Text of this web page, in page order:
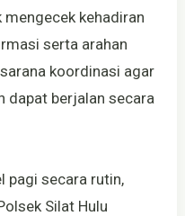
mengecek kehadiran
serta arahan
koordinasi agar
dapat berjalan secara
pagi secara rutin,
Silat Hulu